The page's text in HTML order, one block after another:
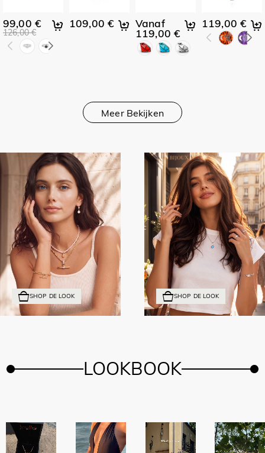
99,00 €
126,00 €
109,00 € Vanaf
119,00 €
119,00 €
Meer Bekijken
SHOP DE LOOK SHOP DE LOOK
LOOKBOOK